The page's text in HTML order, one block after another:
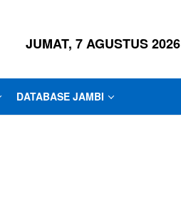
JUMAT, 7 AGUSTUS 2026
DATABASE JAMBI